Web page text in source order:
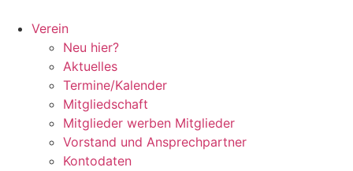
Inhalt
springen
Verein
Neu hier?
Aktuelles
Termine/Kalender
Mitgliedschaft
Mitglieder werben Mitglieder
Vorstand und Ansprechpartner
Kontodaten